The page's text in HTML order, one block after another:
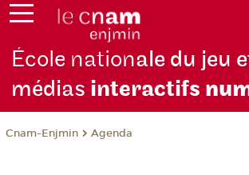
École nationale du jeu
médias interactifs
Cnam-Enjmin Agenda